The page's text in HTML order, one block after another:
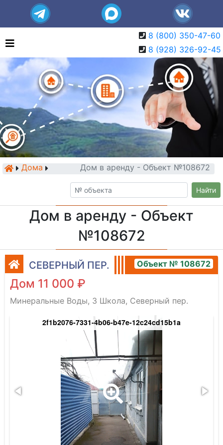
8 (800) 350-47-60
8 (928) 326-92-45
Дома Дом в аренду - Объект №108672
Найти
Дом в аренду - Объект
№108672
СЕВЕРНЫЙ ПЕР. Объект № 108672
Дом 11 000 ₽
Минеральные Воды, 3 Школа, Северный пер.
2f1b2076-7331-4b06-b47e-12c24cd15b1a